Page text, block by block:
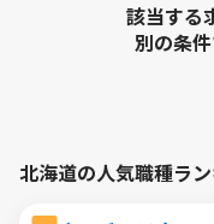
該当する
別の条
北海道の人気職種ラ